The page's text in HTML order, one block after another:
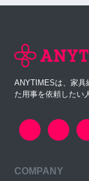
ANYTIMESは、家具
た用事を依頼したい
COMPANY